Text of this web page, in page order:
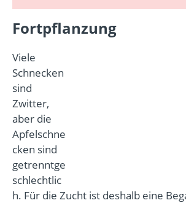
Fortpflanzung
Viele
Schnecken
sind
Zwitter,
aber die
Apfelschne
cken sind
getrenntge
schlechtlic
h. Für die Zucht ist deshalb eine